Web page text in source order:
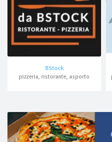
BStock
pizzeria, ristorante, asporto